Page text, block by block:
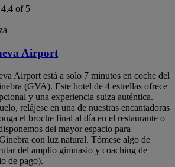
of 5
Airport
Airport está a solo 7 minutos en coche del
(GVA). Este hotel de 4 estrellas ofrece
y una experiencia suiza auténtica.
relájese en una de nuestras encantadoras
el broche final al día en el restaurante o
del mayor espacio para
con luz natural. Tómese algo de
del amplio gimnasio y coaching de
de pago).